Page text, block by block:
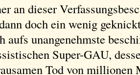
an dieser
doch ein wenig
aufs unangenehmste
Super-GAU,
Tod von millionen